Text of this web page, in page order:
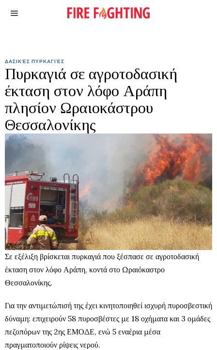
ΔΑΣΙΚΈΣ ΠΥΡΚΑΓΙΈΣ
Πυρκαγιά σε αγροτοδασική
έκταση στον λόφο Αράπη
πλησίον Ωραιοκάστρου
Θεσσαλονίκης
Σε εξέλιξη βρίσκεται πυρκαγιά που ξέσπασε σε αγροτοδασική
έκταση στον λόφο Αράπη, κοντά στο Ωραιόκαστρο
Θεσσαλονίκης.
Για την αντιμετώπισή της έχει κινητοποιηθεί ισχυρή πυροσβεστική
δύναμη: επιχειρούν 58 πυροσβέστες με 18 οχήματα και 3 ομάδες
πεζοπόρων της 2ης ΕΜΟΔΕ, ενώ 5 εναέρια μέσα
πραγματοποιούν ρίψεις νερού.